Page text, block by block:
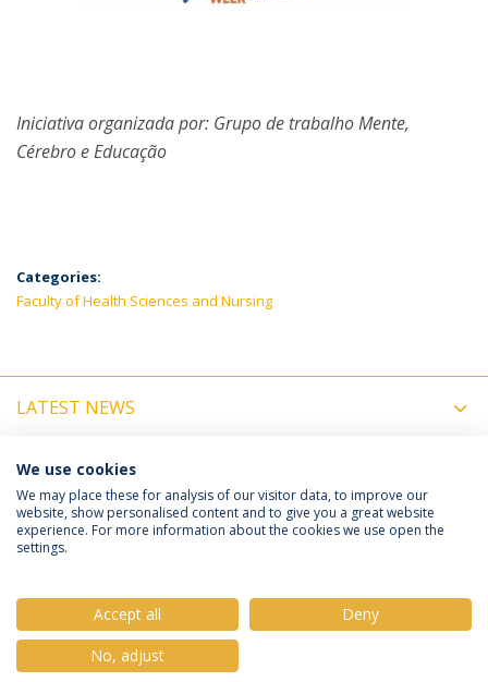
Iniciativa organizada por: Grupo de trabalho Mente,
Cérebro e Educação
Categories:
Faculty of Health Sciences and Nursing
LATEST NEWS
UPCOMING EVENTS
Política de Privacidade
Termos e Condições
© 2026 Universidade Católica Portuguesa
We use cookies
We may place these for analysis of our visitor data, to improve our
website, show personalised content and to give you a great website
experience. For more information about the cookies we use open the
settings.
Accept all
Deny
No, adjust